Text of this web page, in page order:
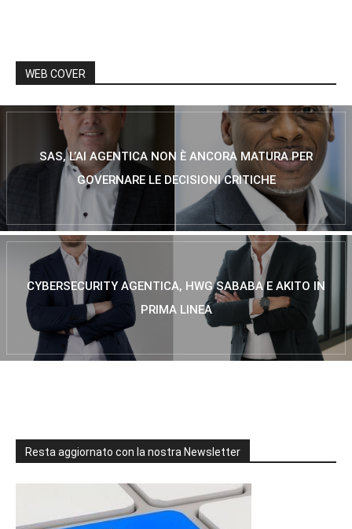
WEB COVER
SAS, L’AI AGENTICA NON È ANCORA MATURA PER
GOVERNARE LE DECISIONI CRITICHE
CYBERSECURITY AGENTICA, HWG SABABA E AKITO IN
PRIMA LINEA
Resta aggiornato con la nostra Newsletter